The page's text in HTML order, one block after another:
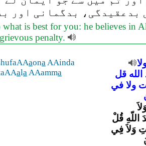
بدعقیدگی، بدگمانی اور
is best for you: he believes in
penalty.
aonaAAinda
alaAAamma
الله قل
ولا في
اللّهِ قُلْ
وَلاَ فِي